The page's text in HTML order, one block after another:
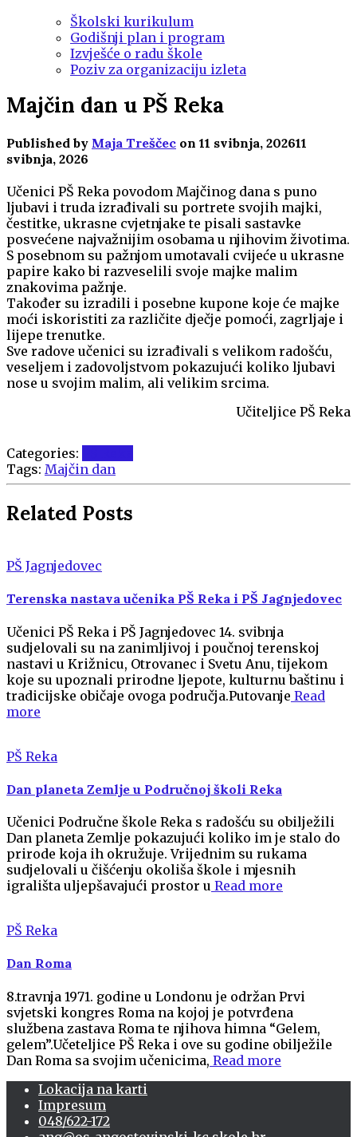
Školski kurikulum
Godišnji plan i program
Izvješće o radu škole
Poziv za organizaciju izleta
Majčin dan u PŠ Reka
Published by Maja Treščec on 11 svibnja, 202611
svibnja, 2026
Učenici PŠ Reka povodom Majčinog dana s puno
ljubavi i truda izrađivali su portrete svojih majki,
čestitke, ukrasne cvjetnjake te pisali sastavke
posvećene najvažnijim osobama u njihovim životima.
S posebnom su pažnjom umotavali cvijeće u ukrasne
papire kako bi razveselili svoje majke malim
znakovima pažnje.
Također su izradili i posebne kupone koje će majke
moći iskoristiti za različite dječje pomoći, zagrljaje i
lijepe trenutke.
Sve radove učenici su izrađivali s velikom radošću,
veseljem i zadovoljstvom pokazujući koliko ljubavi
nose u svojim malim, ali velikim srcima.
Učiteljice PŠ Reka
Categories:
Tags: Majčin dan
Related Posts
PŠ Jagnjedovec
Terenska nastava učenika PŠ Reka i PŠ Jagnjedovec
Učenici PŠ Reka i PŠ Jagnjedovec 14. svibnja
sudjelovali su na zanimljivoj i poučnoj terenskoj
nastavi u Križnicu, Otrovanec i Svetu Anu, tijekom
koje su upoznali prirodne ljepote, kulturnu baštinu i
tradicijske običaje ovoga područja.Putovanje Read
more
PŠ Reka
Dan planeta Zemlje u Područnoj školi Reka
Učenici Područne škole Reka s radošću su obilježili
Dan planeta Zemlje pokazujući koliko im je stalo do
prirode koja ih okružuje. Vrijednim su rukama
sudjelovali u čišćenju okoliša škole i mjesnih
igrališta uljepšavajući prostor u Read more
PŠ Reka
Dan Roma
8.travnja 1971. godine u Londonu je održan Prvi
svjetski kongres Roma na kojoj je potvrđena
službena zastava Roma te njihova himna “Gelem,
gelem”.Učeteljice PŠ Reka i ove su godine obilježile
Dan Roma sa svojim učenicima, Read more
Lokacija na karti
Impresum
048/622-172